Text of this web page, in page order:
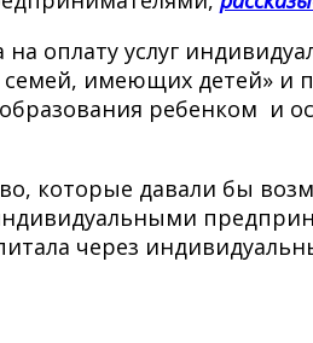
оплату услуг
имеющих детей» и
ребенком и
которые давали бы
через